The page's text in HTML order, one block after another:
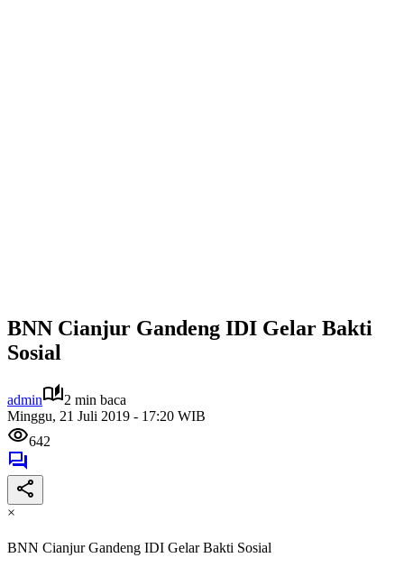
BNN Cianjur Gandeng IDI Gelar Bakti
Sosial
admin
2 min baca
Minggu, 21 Juli 2019 - 17:20 WIB
642
×
BNN Cianjur Gandeng IDI Gelar Bakti Sosial